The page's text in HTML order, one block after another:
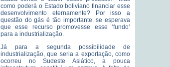
como poderá o Estado boliviano financiar esse
desenvolvimento eternamente? Por isso a
questão do gás é tão importante: se esperava
que esse recurso promovesse esse ‘fundo’
para a industrialização.
Já para a segunda possibilidade de
industrialização, que seria a exportação, como
ocorreu no Sudeste Asiático, a pouca